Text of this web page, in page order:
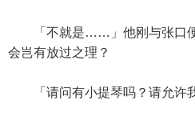
「不就是……」他刚与张口便
会岂有放过之理？
「请问有小提琴吗？请允许我